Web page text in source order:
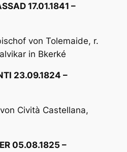
17.01.1841 –
von Tolemaide, r.
in Bkerké
23.09.1824 –
Cività Castellana,
05.08.1825 –